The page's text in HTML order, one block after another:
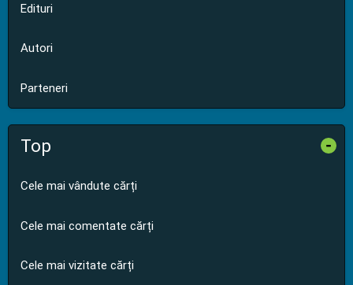
Edituri
Autori
Parteneri
Top -
Cele mai vândute cărți
Cele mai comentate cărți
Cele mai vizitate cărți